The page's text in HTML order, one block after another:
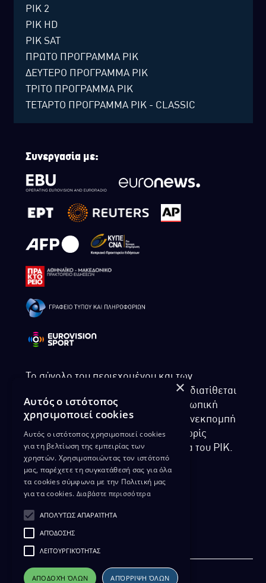
ΡΙΚ 2
ΡΙΚ HD
ΡΙΚ SAT
ΠΡΩΤΟ ΠΡΟΓΡΑΜΜΑ ΡΙΚ
ΔΕΥΤΕΡΟ ΠΡΟΓΡΑΜΜΑ ΡΙΚ
ΤΡΙΤΟ ΠΡΟΓΡΑΜΜΑ ΡΙΚ
ΤΕΤΑΡΤΟ ΠΡΟΓΡΑΜΜΑ ΡΙΚ - CLASSIC
Συνεργασία με:
Το σύνολο του περιεχομένου και των
υπηρεσιών της ιστοσελίδας του ΡΙΚ διατίθεται
στους επισκέπτες αυστηρά για προσωπική
χρήση. Απαγορεύεται η χρήση ή επανεκπομπή
του, σε οποιοδήποτε μορφή, με ή χωρίς
επεξεργασία και χωρίς γραπτή άδεια του ΡΙΚ.
ΔΙΚΑΙΩΜΑ ΠΡΟΣΤΑΣΙΑΣ ΔΕΔΟΜΕΝΩΝ
ΔΙΑΘΕΣΗ ΑΡΧΕΙΑΚΟΥ ΥΛΙΚΟΥ
ΠΟΛΙΤΙΚΗ ΑΠΟΡΡΗΤΟΥ EUROVISION
×
Αυτός ο ιστότοπος
χρησιμοποιεί cookies
Αυτός ο ιστότοπος χρησιμοποιεί cookies
για τη βελτίωση της εμπειρίας των
χρηστών. Χρησιμοποιώντας τον ιστότοπό
μας, παρέχετε τη συγκατάθεσή σας για όλα
τα cookies σύμφωνα με την Πολιτική μας
για τα cookies. Διαβάστε περισσότερα
ΑΠΟΛΎΤΩΣ ΑΠΑΡΑΊΤΗΤΑ
ΑΠΌΔΟΣΗΣ
ΛΕΙΤΟΥΡΓΙΚΌΤΗΤΑΣ
ΑΠΟΔΟΧΉ ΌΛΩΝ ΑΠΌΡΡΙΨΗ ΌΛΩΝ